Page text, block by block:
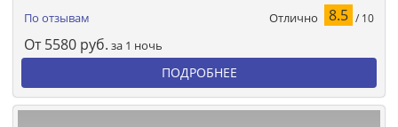
По отзывам Отлично 8.5 / 10
От 5580 руб. за 1 ночь
ПОДРОБНЕЕ